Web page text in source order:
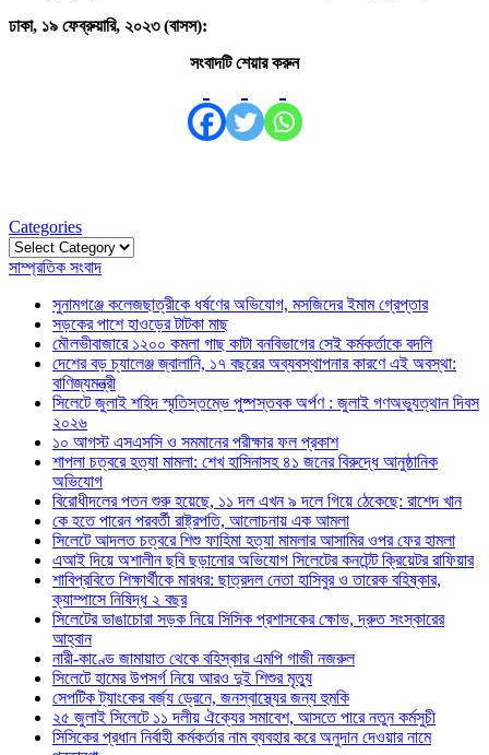
ঢাকা, ১৯ ফেব্রুয়ারি, ২০২৩ (বাসস):
সংবাদটি শেয়ার করুন
Categories
Categories
সাম্প্রতিক সংবাদ
সুনামগঞ্জে কলেজছাত্রীকে ধর্ষণের অভিযোগ, মসজিদের ইমাম গ্রেপ্তার
সড়কের পাশে হাওড়ের টাটকা মাছ
মৌলভীবাজারে ১২০০ কমলা গাছ কাটা বনবিভাগের সেই কর্মকর্তাকে বদলি
দেশের বড় চ্যালেঞ্জ জ্বালানি, ১৭ বছরের অব্যবস্থাপনার কারণে এই অবস্থা:
বাণিজ্যমন্ত্রী
সিলেটে জুলাই শহিদ স্মৃতিস্তম্ভে পুষ্পস্তবক অর্পণ : জুলাই গণঅভ্যুত্থান দিবস
২০২৬
১০ আগস্ট এসএসসি ও সমমানের পরীক্ষার ফল প্রকাশ
শাপলা চত্বরে হত্যা মামলা: শেখ হাসিনাসহ ৪১ জনের বিরুদ্ধে আনুষ্ঠানিক
অভিযোগ
বিরোধীদলের পতন শুরু হয়েছে, ১১ দল এখন ৯ দলে গিয়ে ঠেকেছে: রাশেদ খান
কে হতে পারেন পরবর্তী রাষ্ট্রপতি, আলোচনায় এক আমলা
সিলেটে আদলত চত্বরে শিশু ফাহিমা হত্যা মামলার আসামির ওপর ফের হামলা
এআই দিয়ে অশালীন ছবি ছড়ানোর অভিযোগ সিলেটের কনটেন্ট ক্রিয়েটর রাফিয়ার
শাবিপ্রবিতে শিক্ষার্থীকে মারধর: ছাত্রদল নেতা হাসিবুর ও তারেক বহিষ্কার,
ক্যাম্পাসে নিষিদ্ধ ২ বছর
সিলেটের ভাঙাচোরা সড়ক নিয়ে সিসিক প্রশাসকের ক্ষোভ, দ্রুত সংস্কারের
আহ্বান
নারী-কাণ্ডে জামায়াত থেকে বহিস্কার এমপি গাজী নজরুল
সিলেটে হামের উপসর্গ নিয়ে আরও দুই শিশুর মৃত্যু
সেপটিক ট্যাংকের বর্জ্য ড্রেনে, জনস্বাস্থ্যের জন্য হুমকি
২৫ জুলাই সিলেটে ১১ দলীয় ঐক্যের সমাবেশ, আসতে পারে নতুন কর্মসুচী
সিসিকের প্রধান নির্বাহী কর্মকর্তার নাম ব্যবহার করে অনুদান দেওয়ার নামে